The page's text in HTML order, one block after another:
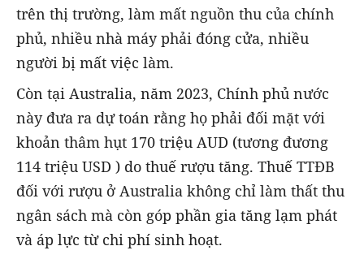
trên thị trường, làm mất nguồn thu của chính
phủ, nhiều nhà máy phải đóng cửa, nhiều
người bị mất việc làm.
Còn tại Australia, năm 2023, Chính phủ nước
này đưa ra dự toán rằng họ phải đối mặt với
khoản thâm hụt 170 triệu AUD (tương đương
114 triệu USD ) do thuế rượu tăng. Thuế TTĐB
đối với rượu ở Australia không chỉ làm thất thu
ngân sách mà còn góp phần gia tăng lạm phát
và áp lực từ chi phí sinh hoạt.